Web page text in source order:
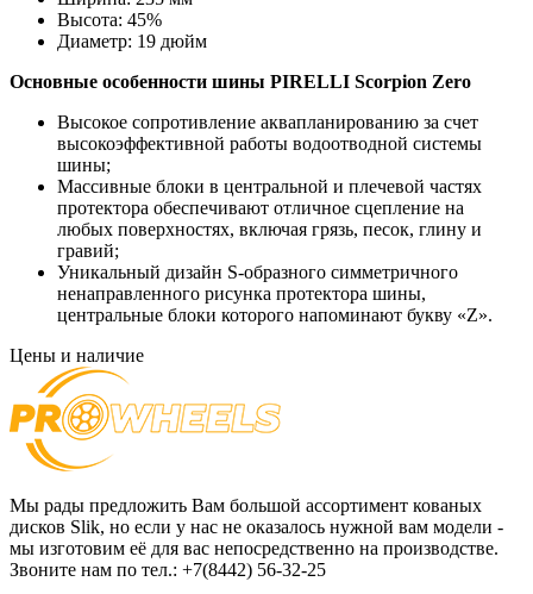
Высота: 45%
Диаметр: 19 дюйм
Основные особенности шины PIRELLI Scorpion Zero
Высокое сопротивление аквапланированию за счет
высокоэффективной работы водоотводной системы
шины;
Массивные блоки в центральной и плечевой частях
протектора обеспечивают отличное сцепление на
любых поверхностях, включая грязь, песок, глину и
гравий;
Уникальный дизайн S-образного симметричного
ненаправленного рисунка протектора шины,
центральные блоки которого напоминают букву «Z».
Цены и наличие
Мы рады предложить Вам большой ассортимент кованых
дисков Slik, но если у нас не оказалось нужной вам модели -
мы изготовим её для вас непосредственно на производстве.
Звоните нам по тел.: +7(8442) 56-32-25